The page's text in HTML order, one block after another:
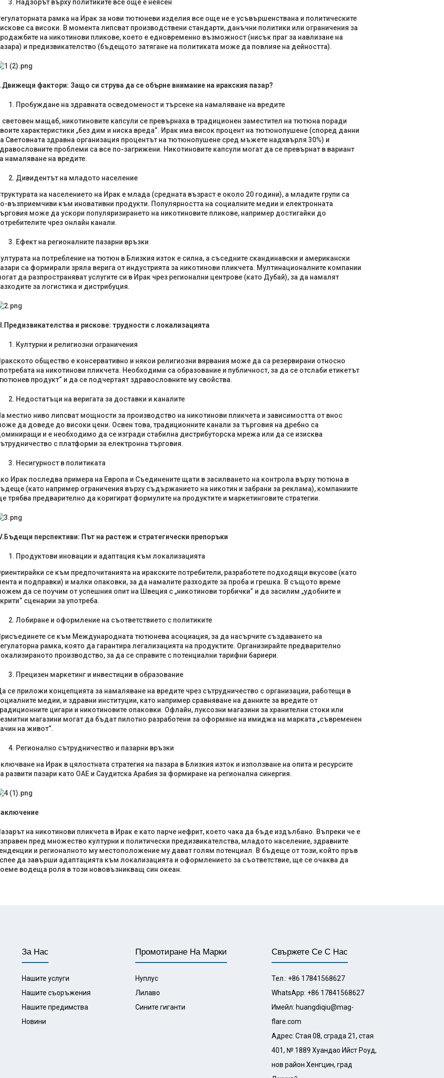
Надзорът върху политиките все още е неясен
рамка на Ирак за нови тютюневи изделия все още не е усъвършенствана и политическите
са високи. В момента липсват производствени стандарти, данъчни политики или ограничения за
на никотинови пликове, което е едновременно възможност (нисък праг за навлизане на
и предизвикателство (бъдещото затягане на политиката може да повлияе на дейността).
II.Движещи фактори: Защо си струва да се обърне внимание на иракския пазар?
Пробуждане на здравната осведоменост и търсене на намаляване на вредите
световен мащаб, никотиновите капсули се превърнаха в традиционен заместител на тютюна поради
характеристики „без дим и ниска вреда“. Ирак има висок процент на тютюнопушене (според данни
Световната здравна организация процентът на тютюнопушене сред мъжете надхвърля 30%) и
проблеми са все по-загрижени. Никотиновите капсули могат да се превърнат в вариант
намаляване на вредите.
Дивидентът на младото население
на населението на Ирак е млада (средната възраст е около 20 години), а младите групи са
възприемчиви към иновативни продукти. Популярността на социалните медии и електронната
може да ускори популяризирането на никотиновите пликове, например достигайки до
чрез онлайн канали.
Ефект на регионалните пазарни връзки
на потребление на тютюн в Близкия изток е силна, а съседните скандинавски и американски
са формирали зряла верига от индустрията за никотинови пликчета. Мултинационалните компании
да разпространяват услугите си в Ирак чрез регионални центрове (като Дубай), за да намалят
за логистика и дистрибуция.
III. Предизвикателства и рискове: трудности с локализацията
Културни и религиозни ограничения
общество е консервативно и някои религиозни вярвания може да са резервирани относно
на никотинови пликчета. Необходими са образование и публичност, за да се отслаби етикетът
продукт“ и да се подчертаят здравословните му свойства.
Недостатъци на веригата за доставки и каналите
местно ниво липсват мощности за производство на никотинови пликчета и зависимостта от внос
да доведе до високи цени. Освен това, традиционните канали за търговия на дребно са
и е необходимо да се изгради стабилна дистрибуторска мрежа или да се изисква
с платформи за електронна търговия.
Несигурност в политиката
Ирак последва примера на Европа и Съединените щати в засилването на контрола върху тютюна в
(като например ограничения върху съдържанието на никотин и забрани за реклама), компаниите
трябва предварително да коригират формулите на продуктите и маркетинговите стратегии.
Бъдещи перспективи: Път на растеж и стратегически препоръки
Продуктови иновации и адаптация към локализацията
се към предпочитанията на иракските потребители, разработете подходящи вкусове (като
и подправки) и малки опаковки, за да намалите разходите за проба и грешка. В същото време
да се поучим от успешния опит на Швеция с „никотинови торбички“ и да засилим „удобните и
сценарии за употреба.
Лобиране и оформление на съответствието с политиките
се към Международната тютюнева асоциация, за да насърчите създаването на
рамка, която да гарантира легализацията на продуктите. Организирайте предварително
производство, за да се справите с потенциални тарифни бариери.
Прецизен маркетинг и инвестиции в образование
се ​​​​приложи концепцията за намаляване на вредите чрез сътрудничество с организации, работещи в
медии, и здравни институции, като например сравняване на данните за вредите от
цигари и никотиновите опаковки. Офлайн, луксозни магазини за хранителни стоки или
магазини могат да бъдат пилотно разработени за оформяне на имиджа на марката „съвременен
на живот“.
Регионално сътрудничество и пазарни връзки
на Ирак в цялостната стратегия на пазара в Близкия изток и използване на опита и ресурсите
развити пазари като ОАЕ и Саудитска Арабия за формиране на регионална синергия.
на никотинови пликчета в Ирак е като парче нефрит, което чака да бъде издълбано. Въпреки че е
пред множество културни и политически предизвикателства, младото население, здравните
и регионалното му местоположение му дават голям потенциал. В бъдеще от този, който пръв
да завърши адаптацията към локализацията и оформлението за съответствие, ще се очаква да
водеща роля в този нововъзникващ син океан.
За Нас
Нашите услуги
Нашите съоръжения
Нашите предимства
Новини
Промотиране На Марки
Нуплус
Лилаво
Сините гиганти
Свържете Се С Нас
Тел.: +86 17841568627
WhatsApp: +86 17841568627
Имейл: huangdiqiu@mag-
flare.com
Адрес: Стая 08, сграда 21, стая
401, № 1889 Хуандао Ийст Роуд,
нов район Хенгцин, град